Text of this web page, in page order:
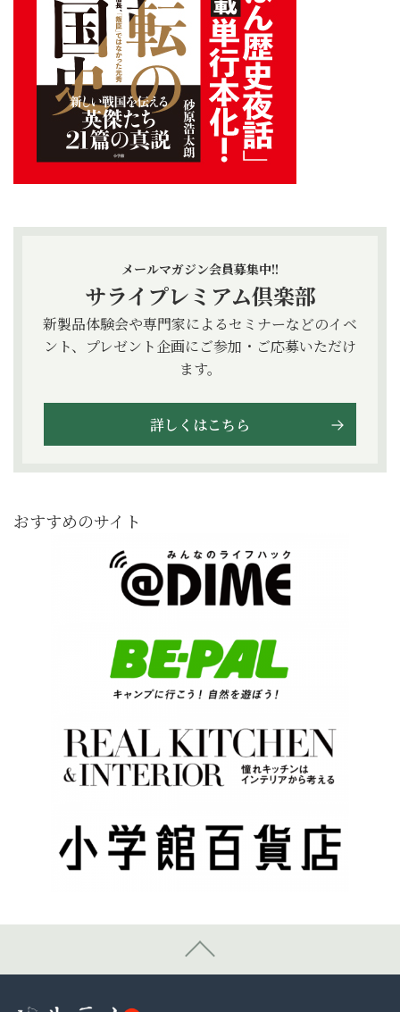
メールマガジン会員募集中!!
サライプレミアム倶楽部
新製品体験会や専門家によるセミナーなどのイベ
ント、プレゼント企画にご参加・ご応募いただけ
ます。
詳しくはこちら
おすすめのサイト